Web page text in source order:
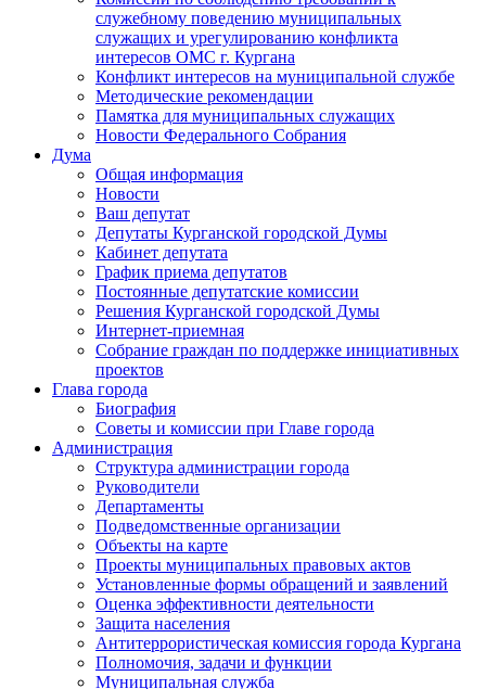
служебному поведению муниципальных
служащих и урегулированию конфликта
интересов ОМС г. Кургана
Конфликт интересов на муниципальной службе
Методические рекомендации
Памятка для муниципальных служащих
Новости Федерального Cобрания
Дума
Общая информация
Новости
Ваш депутат
Депутаты Курганской городской Думы
Кабинет депутата
График приема депутатов
Постоянные депутатские комиссии
Решения Курганской городской Думы
Интернет-приемная
Собрание граждан по поддержке инициативных
проектов
Глава города
Биография
Советы и комиссии при Главе города
Администрация
Структура администрации города
Руководители
Департаменты
Подведомственные организации
Объекты на карте
Проекты муниципальных правовых актов
Установленные формы обращений и заявлений
Оценка эффективности деятельности
Защита населения
Антитеррористическая комиссия города Кургана
Полномочия, задачи и функции
Муниципальная служба